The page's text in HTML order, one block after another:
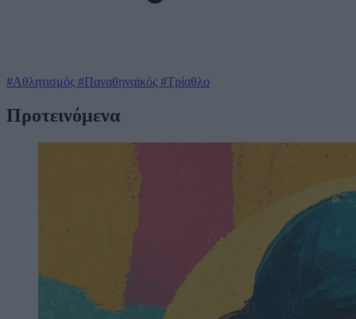
#Αθλητισμός #Παναθηναϊκός #Τρίαθλο
Προτεινόμενα